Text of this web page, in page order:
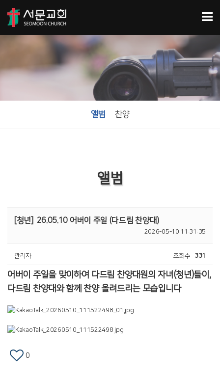
앨범 찬양
앨범
[청년] 26.05.10 어버이 주일 (다드림 찬양대)
2026-05-10 11:31:35
관리자 조회수 331
어버이 주일을 맞이하여 다드림 찬양대원의 자녀(청년)들이,
다드림 찬양대와 함께 찬양 올려드리는 모습입니다
0